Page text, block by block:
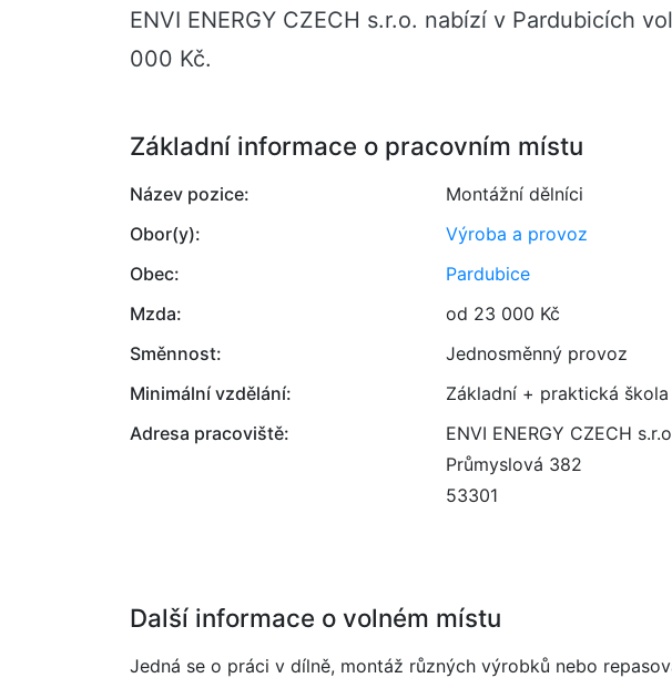
ENVI ENERGY CZECH s.r.o. nabízí v Pardubicích
000 Kč.
Základní informace o pracovním místu
Název pozice:
Montážní dělníci
Obor(y):
Výroba a provoz
Obec:
Pardubice
Mzda:
od 23 000 Kč
Směnnost:
Jednosměnný provoz
Minimální vzdělání:
Základní + praktická škola
Adresa pracoviště:
ENVI ENERGY CZECH
Průmyslová 382
53301
Další informace o volném místu
Jedná se o práci v dílně, montáž různých výrobků nebo